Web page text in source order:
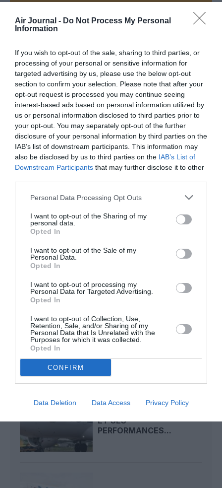
Air Journal - Do Not Process My Personal
Information
If you wish to opt-out of the sale, sharing to third parties, or
processing of your personal or sensitive information for
targeted advertising by us, please use the below opt-out
section to confirm your selection. Please note that after your
opt-out request is processed you may continue seeing
interest-based ads based on personal information utilized by
us or personal information disclosed to third parties prior to
your opt-out. You may separately opt-out of the further
disclosure of your personal information by third parties on the
IAB’s list of downstream participants. This information may
also be disclosed by us to third parties on the IAB’s List of
Downstream Participants that may further disclose it to other
Personal Data Processing Opt Outs
I want to opt-out of the Sharing of my
personal data.
Opted In
I want to opt-out of the Sale of my
Personal Data.
Opted In
I want to opt-out of processing my
Personal Data for Targeted Advertising.
Opted In
I want to opt-out of Collection, Use,
Retention, Sale, and/or Sharing of my
Personal Data that Is Unrelated with the
Purposes for which it was collected.
Opted In
CONFIRM
Data Deletion Data Access Privacy Policy
Appel aux lecteurs !
Soutenez Air Journal participez
NOUS SOUTENIR
DERNIERS COMMENTAIRES
Autre ligne espérée :a commenté l'article :
Bruxelles–Porto : Transavia ouvre une nouvelle liaison
loisirs à partir de décembre 2026
Aéroport néerlandais saturé
Bruxelles–Porto : Transavia ouvre une nouvelle liaison
loisirs à partir de décembre 2026
superjet-100
LIRE AUSSI
LE MC-21 « 100% RUSSE »
ET SES
PERFORMANCES...